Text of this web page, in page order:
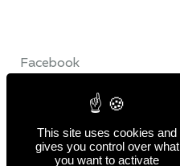
Facebook
This site uses cookies and
gives you control over what
you want to activate